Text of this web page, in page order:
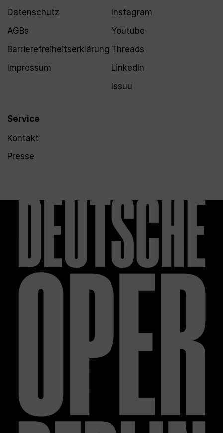
Datenschutz
AGBs
Barrierefreiheitserklärung
Impressum
Service
Kontakt
Presse
Instagram
Youtube
Threads
LinkedIn
Issuu